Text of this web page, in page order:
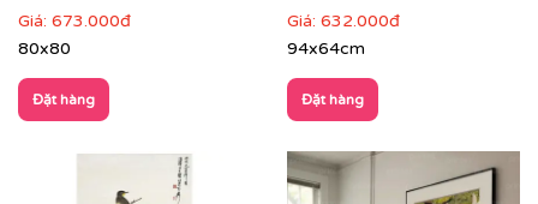
Giá: 673.000đ
80x80
Đặt hàng
Giá: 632.000đ
94x64cm
Đặt hàng